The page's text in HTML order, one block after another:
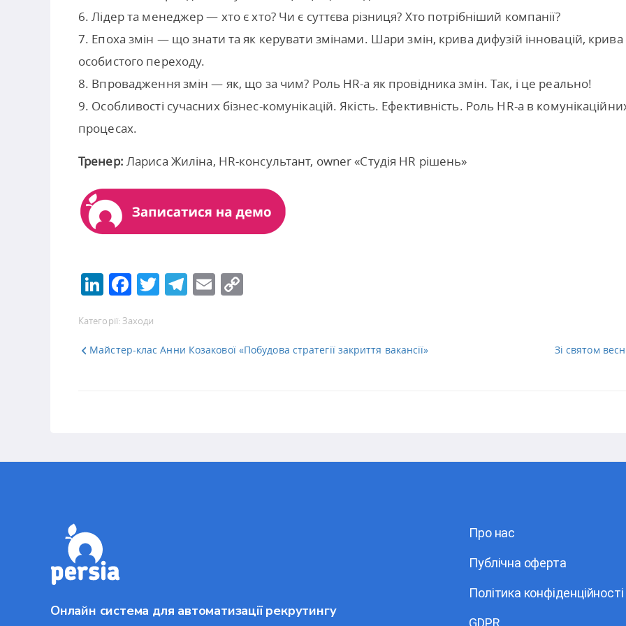
6. Лідер та менеджер — хто є хто? Чи є суттєва різниця? Хто потрібніший компанії?
7. Епоха змін — що знати та як керувати змінами. Шари змін, крива дифузій інновацій, крива
особистого переходу.
8. Впровадження змін — як, що за чим? Роль HR-а як провідника змін. Так, і це реально!
9. Особливості сучасних бізнес-комунікацій. Якість. Ефективність. Роль HR-а в
процесах.
Тренер: Лариса Жиліна, HR-консультант, owner «Студія HR рішень»
LinkedIn
Facebook
Twitter
Telegram
Email
Категорії: Заходи
Майстер-клас Анни Козакової «Побудова стратегії закриття вакансії» Зі святом
Онлайн система для автоматизації рекрутингу
Про нас
Публічна оферта
Політика конфіденційності
GDPR